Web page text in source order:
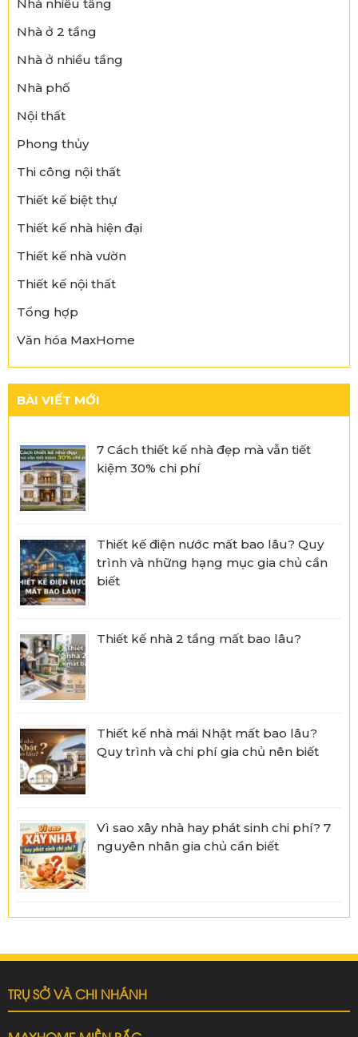
Nhà nhiều tầng
Nhà ở 2 tầng
Nhà ở nhiều tầng
Nhà phố
Nội thất
Phong thủy
Thi công nội thất
Thiết kế biệt thự
Thiết kế nhà hiện đại
Thiết kế nhà vườn
Thiết kế nội thất
Tổng hợp
Văn hóa MaxHome
BÀI VIẾT MỚI
7 Cách thiết kế nhà đẹp mà vẫn tiết
kiệm 30% chi phí
Thiết kế điện nước mất bao lâu? Quy
trình và những hạng mục gia chủ cần
biết
Thiết kế nhà 2 tầng mất bao lâu?
Thiết kế nhà mái Nhật mất bao lâu?
Quy trình và chi phí gia chủ nên biết
Vì sao xây nhà hay phát sinh chi phí? 7
nguyên nhân gia chủ cần biết
TRỤ SỞ VÀ CHI NHÁNH